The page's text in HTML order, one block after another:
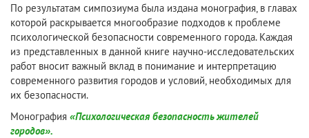
По результатам симпозиума была издана монография, в главах
которой раскрывается многообразие подходов к проблеме
психологической безопасности современного города. Каждая
из представленных в данной книге научно-исследовательских
работ вносит важный вклад в понимание и интерпретацию
современного развития городов и условий, необходимых для
их безопасности.
Монография «Психологическая безопасность жителей
городов».